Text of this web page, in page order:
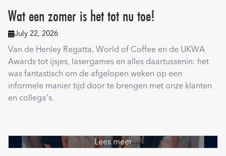
Wat een zomer is het tot nu toe!
July 22, 2026
Van de Henley Regatta, World of Coffee en de UKWA
Awards tot ijsjes, lasergames en alles daartussenin: het
was fantastisch om de afgelopen weken op een
informele manier tijd door te brengen met onze klanten
en collega's.
Lees meer